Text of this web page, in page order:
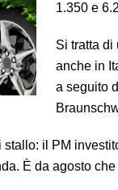
1.350 e
Si tratta di
anche in
a seguito
stallo: il PM
È da agosto